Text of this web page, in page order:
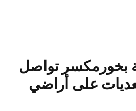
بخورمكسر تواصل
على أراضي